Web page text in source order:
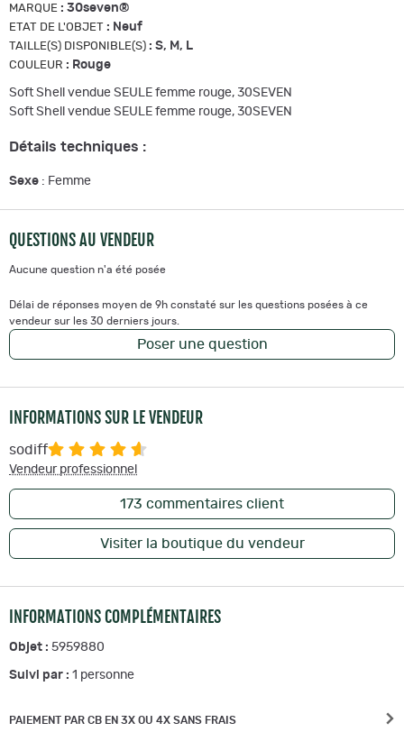
MARQUE : 30seven®
ETAT DE L'OBJET : Neuf
TAILLE(S) DISPONIBLE(S) : S, M, L
COULEUR : Rouge
Soft Shell vendue SEULE femme rouge, 30SEVEN
Soft Shell vendue SEULE femme rouge, 30SEVEN
Détails techniques :
Sexe : Femme
QUESTIONS AU VENDEUR
Aucune question n'a été posée
Délai de réponses moyen de 9h constaté sur les questions posées à ce
vendeur sur les 30 derniers jours.
Poser une question
INFORMATIONS SUR LE VENDEUR
sodiff
Vendeur professionnel
173 commentaires client
Visiter la boutique du vendeur
INFORMATIONS COMPLÉMENTAIRES
Objet : 5959880
Suivi par : 1 personne
PAIEMENT PAR CB EN 3X OU 4X SANS FRAIS